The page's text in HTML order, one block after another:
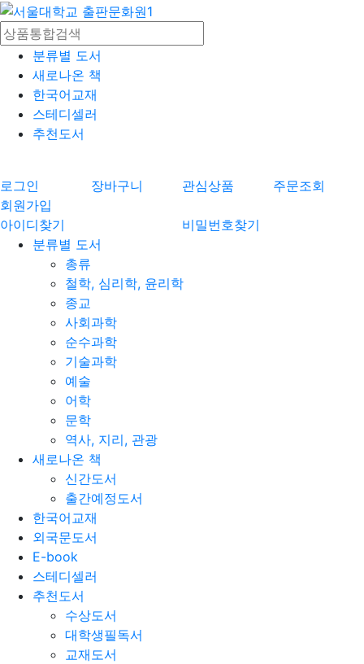
분류별 도서
새로나온 책
한국어교재
스테디셀러
추천도서
로그인 장바구니 관심상품
주문조회
회원가입
아이디찾기
비밀번호찾기
분류별 도서
총류
철학, 심리학, 윤리학
종교
사회과학
순수과학
기술과학
예술
어학
문학
역사, 지리, 관광
새로나온 책
신간도서
출간예정도서
한국어교재
외국문도서
E-book
스테디셀러
추천도서
수상도서
대학생필독서
교재도서